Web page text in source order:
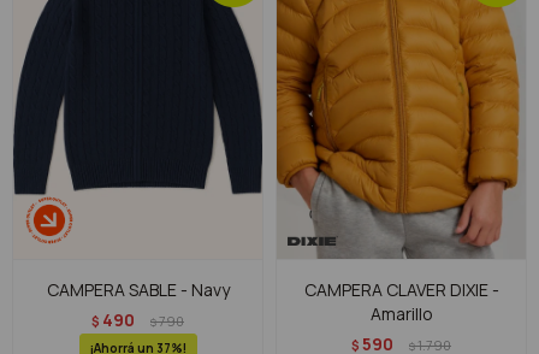
CAMPERA SABLE - Navy
$ 490 $790
37
CAMPERA CLAVER DIXIE -
Amarillo
$ 590 $1.790